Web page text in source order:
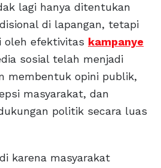
lagi hanya ditentukan
di lapangan, tetapi
oleh efektivitas kampanye
sosial telah menjadi
membentuk opini publik,
masyarakat, dan
politik secara luas
karena masyarakat